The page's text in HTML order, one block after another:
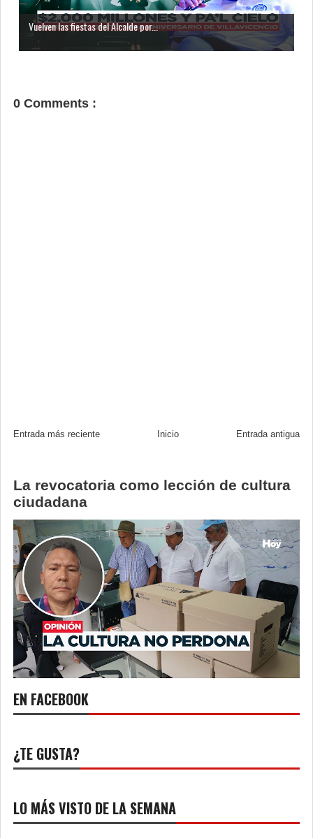
Vuelven las fiestas del Alcalde por...
0 Comments :
Entrada más reciente Entrada antigua
Inicio
La revocatoria como lección de cultura
ciudadana
EN FACEBOOK
¿TE GUSTA?
LO MÁS VISTO DE LA SEMANA